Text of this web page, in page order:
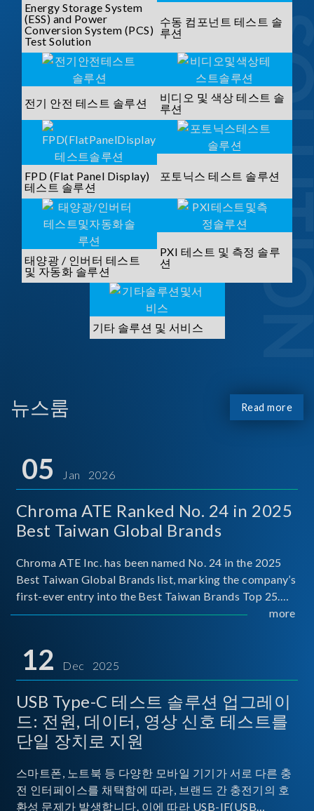
Energy Storage System
(ESS) and Power
Conversion System (PCS)
Test Solution
수동 컴포넌트 테스트 솔
루션
전기 안전 테스트 솔루션
비디오 및 색상 테스트 솔
루션
FPD (Flat Panel Display)
테스트 솔루션
포토닉스 테스트 솔루션
태양광 / 인버터 테스트
및 자동화 솔루션
PXI 테스트 및 측정 솔루
션
기타 솔루션 및 서비스
뉴스룸 Read more
05 Jan 2026
Chroma ATE Ranked No. 24 in 2025
Best Taiwan Global Brands
Chroma ATE Inc. has been named No. 24 in the 2025
Best Taiwan Global Brands list, marking the company’s
first-ever entry into the Best Taiwan Brands Top 25.
This recognition represents a significant milestone for
more
12 Dec 2025
USB Type-C 테스트 솔루션 업그레이
드: 전원, 데이터, 영상 신호 테스트를
단일 장치로 지원
스마트폰, 노트북 등 다양한 모바일 기기가 서로 다른 충
전 인터페이스를 채택함에 따라, 브랜드 간 충전기의 호
환성 문제가 발생합니다. 이에 따라 USB-IF(USB